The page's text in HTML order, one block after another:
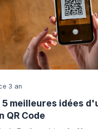
3 an
5 meilleures idées
QR Code